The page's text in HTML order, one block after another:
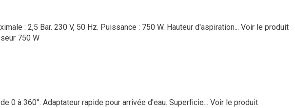
: 2,5 Bar. 230 V, 50 Hz. Puissance : 750 W. Hauteur d'aspiration... Voir le produit
750 W
0 à 360°. Adaptateur rapide pour arrivée d'eau. Superficie... Voir le produit